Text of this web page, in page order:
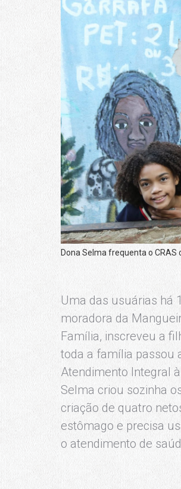
Dona Selma frequenta o
Uma das usuárias há
moradora da
Família, inscreveu a
toda a família passou
Atendimento Integral
Selma criou sozinha
criação de quatro
estômago e precisa
o atendimento de